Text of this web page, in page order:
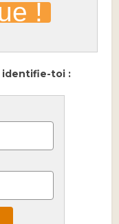
identifie-toi :